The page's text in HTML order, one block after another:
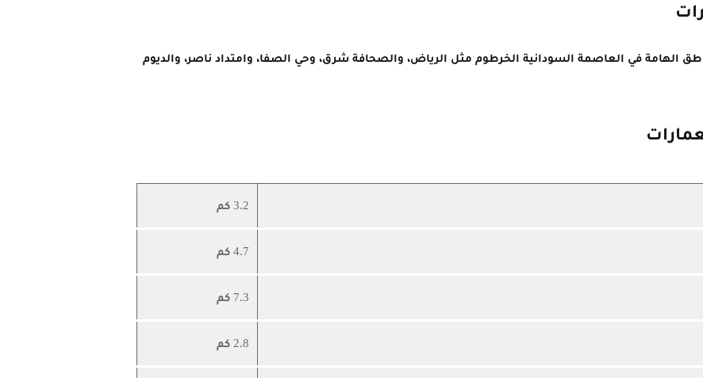
الهامة في العاصمة السودانية الخرطوم مثل الرياض، والصحافة شرق، وحي الصفا، وامتداد ناصر، والديوم
3.2 كم
4.7 كم
7.3 كم
2.8 كم